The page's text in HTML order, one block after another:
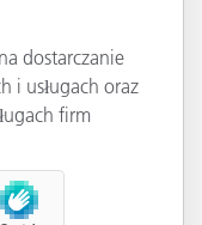
dostarczanie
i usługach oraz
firm